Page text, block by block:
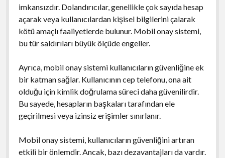
imkansızdır. Dolandırıcılar, genellikle çok sayıda hesap
açarak veya kullanıcılardan kişisel bilgilerini çalarak
kötü amaçlı faaliyetlerde bulunur. Mobil onay sistemi,
bu tür saldırıları büyük ölçüde engeller.
Ayrıca, mobil onay sistemi kullanıcıların güvenliğine ek
bir katman sağlar. Kullanıcının cep telefonu, ona ait
olduğu için kimlik doğrulama süreci daha güvenilirdir.
Bu sayede, hesapların başkaları tarafından ele
geçirilmesi veya izinsiz erişimler sınırlanır.
Mobil onay sistemi, kullanıcıların güvenliğini artıran
etkili bir önlemdir. Ancak, bazı dezavantajları da vardır.